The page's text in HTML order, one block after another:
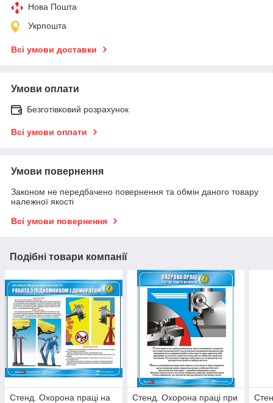
Нова Пошта
Укрпошта
Всі умови доставки
Умови оплати
Безготівковий розрахунок
Всі умови оплати
Умови повернення
Законом не передбачено повернення та обмін даного товару
належної якості
Всі умови повернення
Подібні товари компанії
Стенд. Охорона праці на
Стенд. Охорона праці при